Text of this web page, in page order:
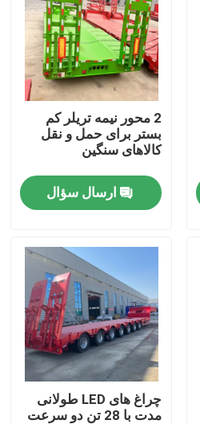
استفاده شده
دست دوم
2 محور نیمه تریلر کم
بستر برای حمل و نقل
کالاهای سنگین
ارسال سؤال
چراغ های LED طولانی
مدت با 28 تن دو سرعت